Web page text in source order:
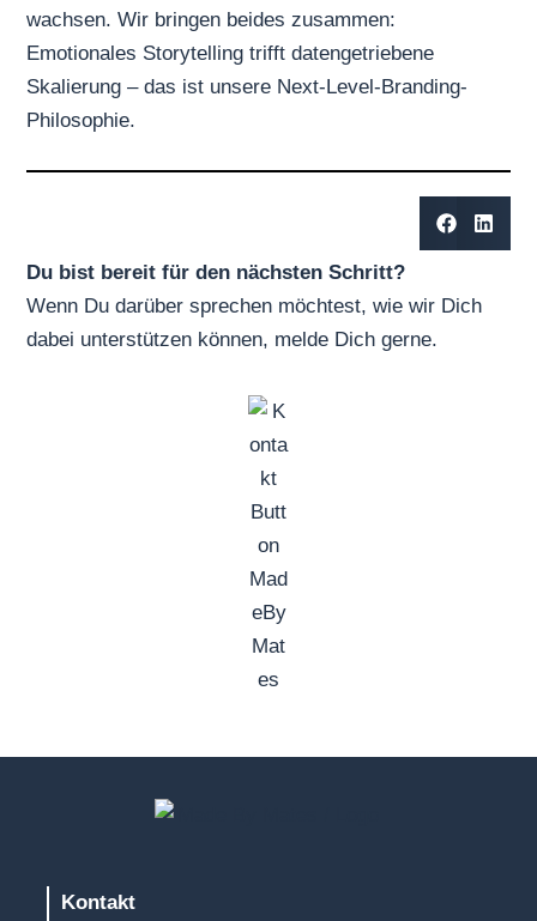
wachsen. Wir bringen beides zusammen:
Emotionales Storytelling trifft datengetriebene
Skalierung – das ist unsere Next-Level-Branding-
Philosophie.
Du bist bereit für den nächsten Schritt?
Wenn Du darüber sprechen möchtest, wie wir Dich
dabei unterstützen können, melde Dich gerne.
Kontakt